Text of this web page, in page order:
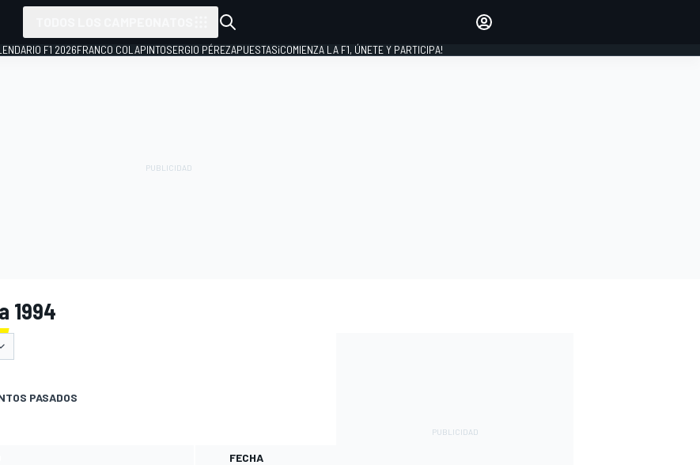
INICIAR SESIÓN
F1 2026FRANCO COLAPINTOSERGIO PÉREZAPUESTAS¡COMIENZA LA F1, ÚNETE Y PARTICIPA!
1994
PASADOS
FECHA